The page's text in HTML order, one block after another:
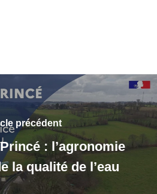
précédent
: l’agronomie
la qualité de l’eau